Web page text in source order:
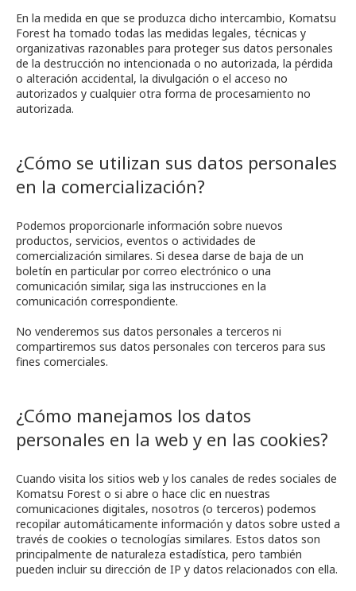
En la medida en que se produzca dicho intercambio, Komatsu
Forest ha tomado todas las medidas legales, técnicas y
organizativas razonables para proteger sus datos personales
de la destrucción no intencionada o no autorizada, la pérdida
o alteración accidental, la divulgación o el acceso no
autorizados y cualquier otra forma de procesamiento no
autorizada.
¿Cómo se utilizan sus datos personales
en la comercialización?
Podemos proporcionarle información sobre nuevos
productos, servicios, eventos o actividades de
comercialización similares. Si desea darse de baja de un
boletín en particular por correo electrónico o una
comunicación similar, siga las instrucciones en la
comunicación correspondiente.
No venderemos sus datos personales a terceros ni
compartiremos sus datos personales con terceros para sus
fines comerciales.
¿Cómo manejamos los datos
personales en la web y en las cookies?
Cuando visita los sitios web y los canales de redes sociales de
Komatsu Forest o si abre o hace clic en nuestras
comunicaciones digitales, nosotros (o terceros) podemos
recopilar automáticamente información y datos sobre usted a
través de cookies o tecnologías similares. Estos datos son
principalmente de naturaleza estadística, pero también
pueden incluir su dirección de IP y datos relacionados con ella.